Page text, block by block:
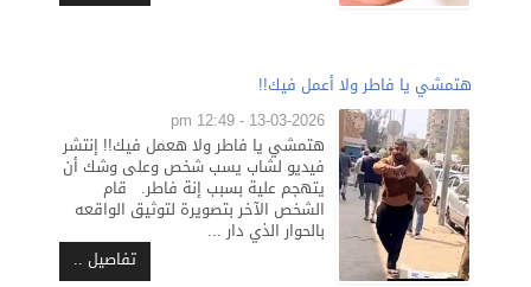
هتمشي يا فاطر ولا أعمل فيك!!
13-03-2026 - 12:49 pm
هتمشي يا فاطر ولا هعمل فيك!! إنتشر
فيديو لشاب يسب شخص وعلى وشك أن
يتهجم علية بسبب إنة فاطر. قام
الشخص الآخر بتصويرة لتوثيق الواقعه
بالحوار الذي دار ...
تفاصيل ..